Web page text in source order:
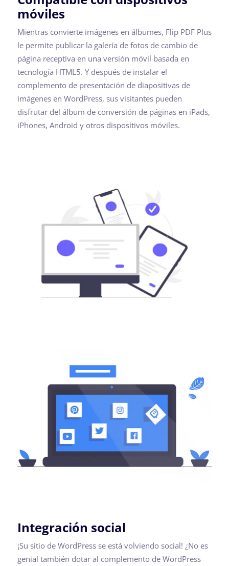
móviles
Mientras convierte imágenes en álbumes, Flip PDF Plus
le permite publicar la galería de fotos de cambio de
página receptiva en una versión móvil basada en
tecnología HTML5. Y después de instalar el
complemento de presentación de diapositivas de
imágenes en WordPress, sus visitantes pueden
disfrutar del álbum de conversión de páginas en iPads,
iPhones, Android y otros dispositivos móviles.
Integración social
¡Su sitio de WordPress se está volviendo social! ¿No es
genial también dotar al complemento de WordPress